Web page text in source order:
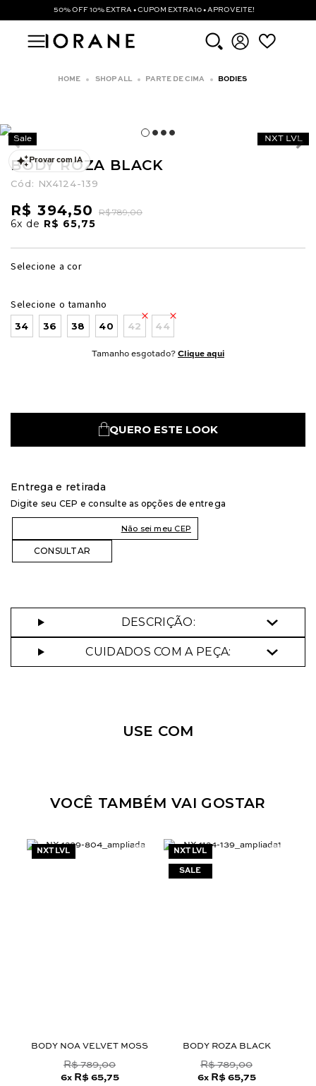
50% OFF 10% EXTRA • CUPOM EXTRA10 • APROVEITE!
SHOP ALL PARTE DE CIMA BODIES
Provar com IA
NXT LVL
Sale
BODY ROZA BLACK
Cód: NX4124-139
R$ 394,50 R$ 789,00
6x de R$ 65,75
Selecione a cor
Selecione o tamanho
34 36 38 40 42 44
Tamanho esgotado? Clique aqui
QUERO ESTE LOOK
Entrega e retirada
Digite seu CEP e consulte as opções de entrega
Não sei meu CEP
DESCRIÇÃO:
CUIDADOS COM A PEÇA:
USE COM
VOCÊ TAMBÉM VAI GOSTAR
NXT LVL
BODY NOA VELVET MOSS
R$ 789,00
6x R$ 65,75
NXT LVL
BODY ROZA BLACK
R$ 789,00
6x R$ 65,75